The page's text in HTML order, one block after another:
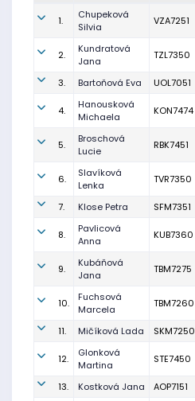
1.
Chupeková
Silvia
VZA7251
2.
Kundratová
Jana
TZL7350
3. Bartoňová Eva UOL7051
4.
Hanousková
Michaela
KON7474
5.
Broschová
Lucie
RBK7451
6.
Slavíková
Lenka
TVR7350
7. Klose Petra SFM7351
8.
Pavlicová
Anna
KUB7360
9.
Kubáňová
Jana
TBM7275
10.
Fuchsová
Marcela
TBM7260
11. Mičíková Lada SKM7250
12.
Glonková
Martina
STE7450
13. Kostková Jana AOP7151